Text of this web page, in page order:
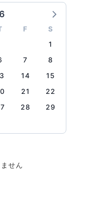
F
S
1
7
8
14
15
21
22
28
29
せん